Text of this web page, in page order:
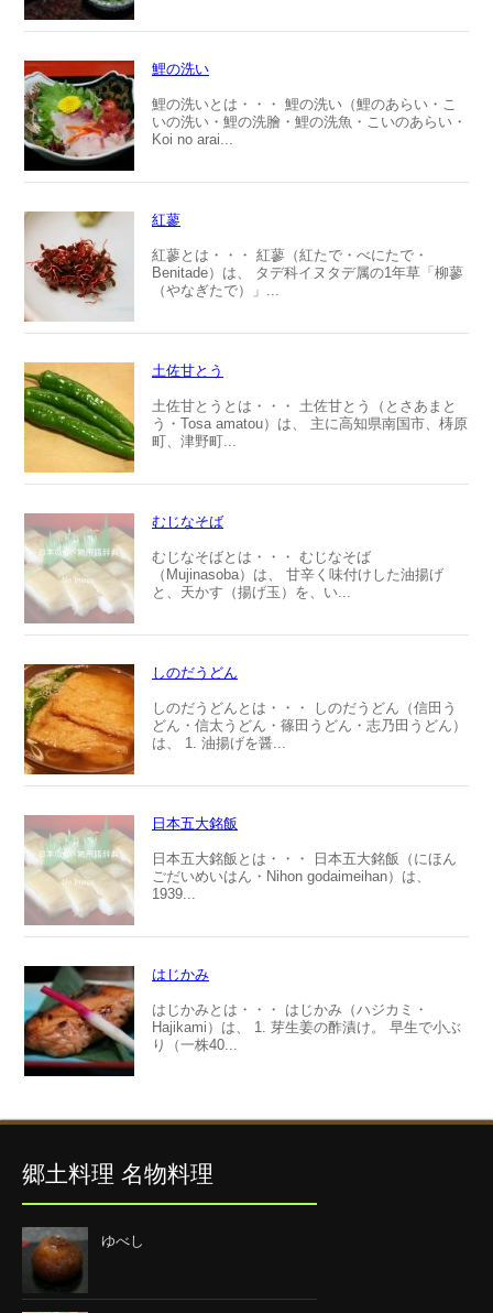
鯉の洗い
鯉の洗いとは・・・ 鯉の洗い（鯉のあらい・こ
いの洗い・鯉の洗膾・鯉の洗魚・こいのあらい・
Koi no arai...
紅蓼
紅蓼とは・・・ 紅蓼（紅たで・べにたで・
Benitade）は、 タデ科イヌタデ属の1年草「柳蓼
（やなぎたで）」...
土佐甘とう
土佐甘とうとは・・・ 土佐甘とう（とさあまと
う・Tosa amatou）は、 主に高知県南国市、梼原
町、津野町...
むじなそば
むじなそばとは・・・ むじなそば
（Mujinasoba）は、 甘辛く味付けした油揚げ
と、天かす（揚げ玉）を、い...
しのだうどん
しのだうどんとは・・・ しのだうどん（信田う
どん・信太うどん・篠田うどん・志乃田うどん）
は、 1. 油揚げを醤...
日本五大銘飯
日本五大銘飯とは・・・ 日本五大銘飯（にほん
ごだいめいはん・Nihon godaimeihan）は、
1939...
はじかみ
はじかみとは・・・ はじかみ（ハジカミ・
Hajikami）は、 1. 芽生姜の酢漬け。 早生で小ぶ
り（一株40...
郷土料理 名物料理
ゆべし